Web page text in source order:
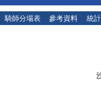
騎師分場表 參考資料 統